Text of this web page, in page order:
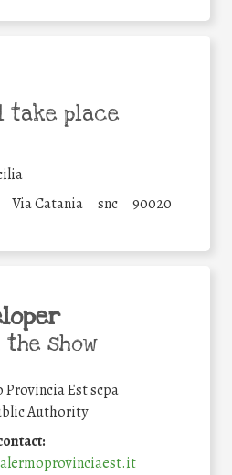
take place
Via Catania snc 90020
the show
Provincia Est scpa
Authority